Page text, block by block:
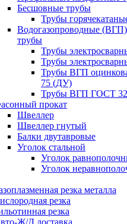
Бесшовные трубы
Трубы
Водогазопроводные
трубы
Трубы
Трубы
Трубы ВГП
75 (ДУ)
Трубы ВГП ГОСТ
прокат
Швеллер
Швеллер гнутый
Балки двутавровые
Уголок стальной
Уголок
Уголок
резка металла
резка
резка
Ж/Д доставка